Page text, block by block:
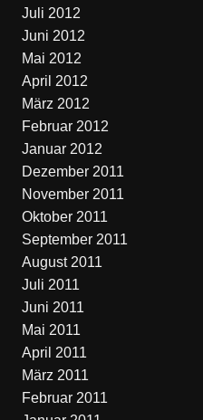
Juli 2012
Juni 2012
Mai 2012
April 2012
März 2012
Februar 2012
Januar 2012
Dezember 2011
November 2011
Oktober 2011
September 2011
August 2011
Juli 2011
Juni 2011
Mai 2011
April 2011
März 2011
Februar 2011